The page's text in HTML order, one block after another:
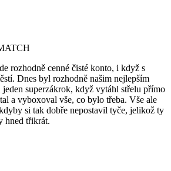
rozhodně cenné čisté konto, i když s
Dnes byl rozhodně našim nejlepším
jeden superzákrok, když vytáhl střelu přímo
a vyboxoval vše, co bylo třeba. Vše ale
si tak dobře nepostavil tyče, jelikož ty
hned třikrát.